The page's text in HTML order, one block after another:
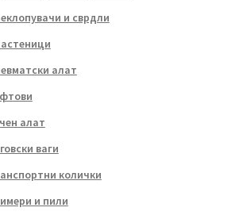
и сврдли
алат
алат
ваги
колички
и пили